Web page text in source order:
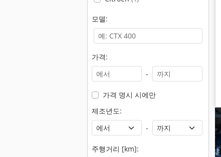
모델:
가격:
-
가격 명시 시에만
제조년도:
-
주행거리 [km]: